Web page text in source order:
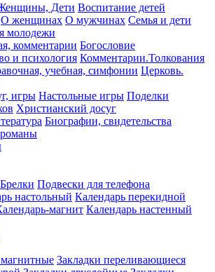
Дети Воспитание детей
О женщинах О мужчинах Семья и дети
молодежи
комментарии Богословие
и психология Комментарии.Толкования
учебная, симфонии Церковь.
игры Настольные игры Поделки
Христианский досуг
Биографии, свидетельства
романы
Брелки Подвески для телефона
настольный Календарь перекидной
магнит Календарь настенный
Закладки переливающиеся